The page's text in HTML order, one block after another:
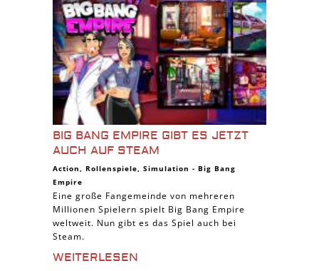
BIG BANG EMPIRE GIBT ES JETZT
AUCH AUF STEAM
Action, Rollenspiele, Simulation - Big Bang
Empire
Eine große Fangemeinde von mehreren
Millionen Spielern spielt Big Bang Empire
weltweit. Nun gibt es das Spiel auch bei
Steam.
WEITERLESEN